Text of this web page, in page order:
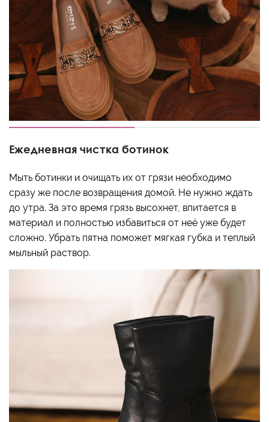
Ежедневная чистка ботинок
Мыть ботинки и очищать их от грязи необходимо
сразу же после возвращения домой. Не нужно ждать
до утра. За это время грязь высохнет, впитается в
материал и полностью избавиться от неё уже будет
сложно. Убрать пятна поможет мягкая губка и теплый
мыльный раствор.